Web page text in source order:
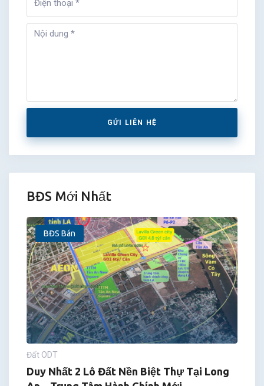
GỬI LIÊN HỆ
BĐS Mới Nhất
BĐS Bán
Đất ODT
Duy Nhất 2 Lô Đất Nền Biệt Thự Tại Long